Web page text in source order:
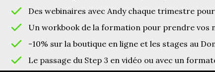
Des webinaires avec Andy chaque trimestre
Un workbook de la formation pour prendre vos
-10% sur la boutique en ligne et les stages au
Le passage du Step 3 en vidéo ou avec un